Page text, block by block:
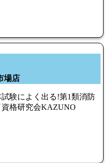
場店
試験によく出る!第1類消防
格研究会KAZUNO